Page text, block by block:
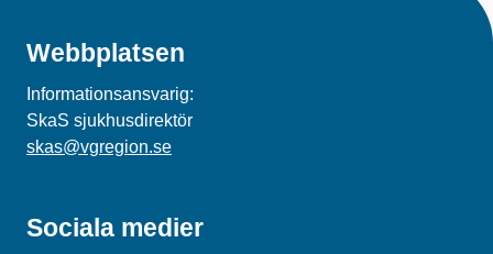
Webbplatsen
Informationsansvarig:
SkaS sjukhusdirektör
skas@vgregion.se
Sociala medier